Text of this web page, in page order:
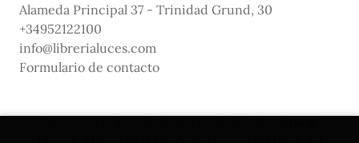
Alameda Principal 37 - Trinidad Grund, 30
+34952122100
info@librerialuces.com
Formulario de contacto